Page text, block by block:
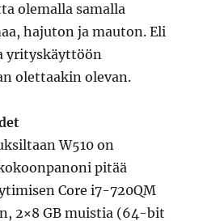
olemalla samalla
hajuton ja mauton. Eli
yrityskäyttöön
olettaakin olevan.
W510 on
pitää
Core i7-720QM
2×8 GB muistia (64-bit